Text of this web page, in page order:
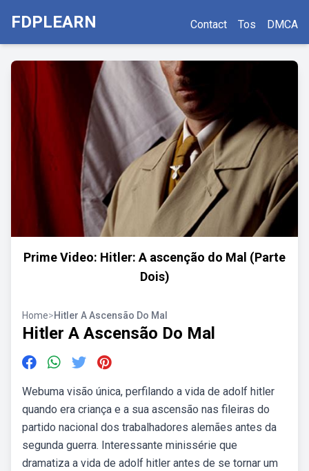
FDPLEARN Contact Tos DMCA
Prime Video: Hitler: A ascenção do Mal (Parte
Dois)
Home>Hitler A Ascensão Do Mal
Hitler A Ascensão Do Mal
Webuma visão única, perfilando a vida de adolf hitler
quando era criança e a sua ascensão nas fileiras do
partido nacional dos trabalhadores alemães antes da
segunda guerra. Interessante minissérie que
dramatiza a vida de adolf hitler antes de se tornar um